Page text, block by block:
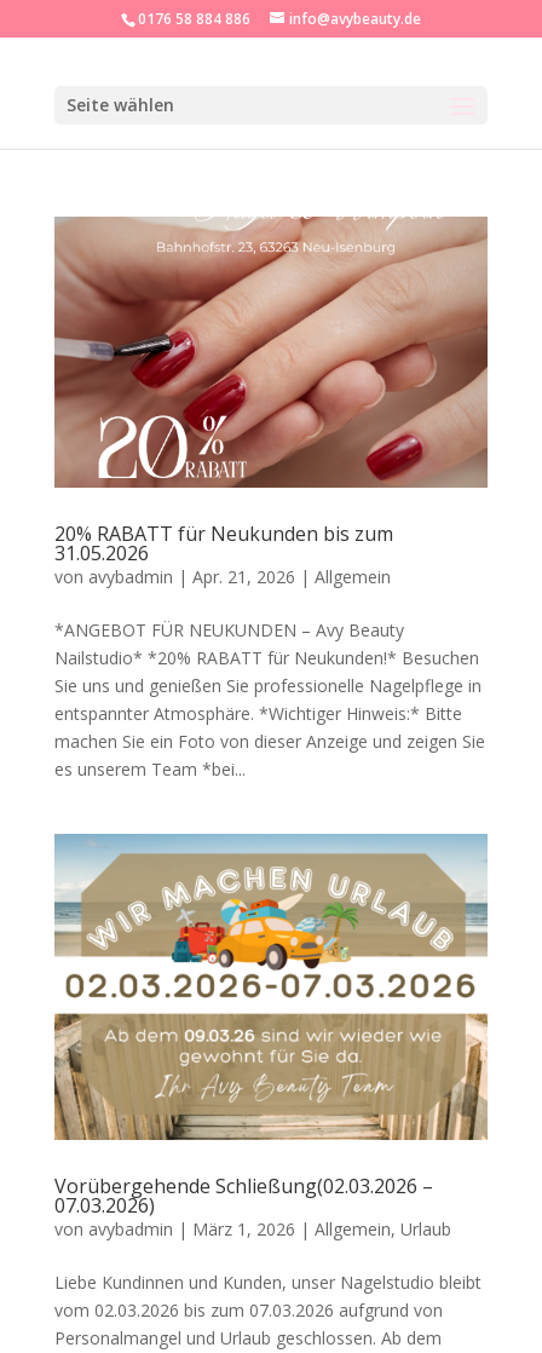
0176 58 884 886 info@avybeauty.de
Seite wählen
20% RABATT für Neukunden bis zum
31.05.2026
von avybadmin | Apr. 21, 2026 | Allgemein
*ANGEBOT FÜR NEUKUNDEN – Avy Beauty
Nailstudio* *20% RABATT für Neukunden!* Besuchen
Sie uns und genießen Sie professionelle Nagelpflege in
entspannter Atmosphäre. *Wichtiger Hinweis:* Bitte
machen Sie ein Foto von dieser Anzeige und zeigen Sie
es unserem Team *bei...
Vorübergehende Schließung(02.03.2026 –
07.03.2026)
von avybadmin | März 1, 2026 | Allgemein, Urlaub
Liebe Kundinnen und Kunden, unser Nagelstudio bleibt
vom 02.03.2026 bis zum 07.03.2026 aufgrund von
Personalmangel und Urlaub geschlossen. Ab dem